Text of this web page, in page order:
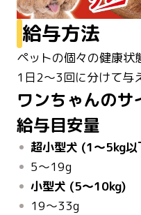
給与方法
ペットの個々の健康状
1日2～3回に分けて与
ワンちゃんの
給与目安量
超小型犬 (1～5kg以
5～19g
小型犬 (5～10kg)
19～33g